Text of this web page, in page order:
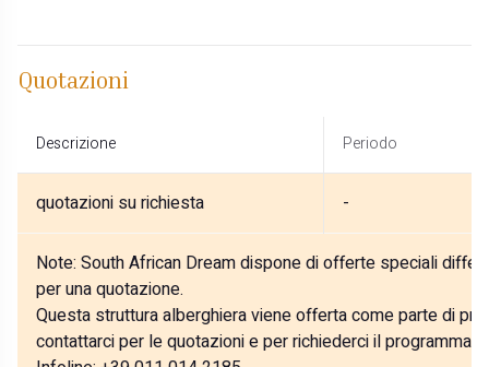
Quotazioni
Descrizione Periodo
quotazioni su richiesta -
Note: South African Dream dispone di offerte speciali
per una quotazione.
Questa struttura alberghiera viene offerta come parte di
contattarci per le quotazioni e per richiederci il programma